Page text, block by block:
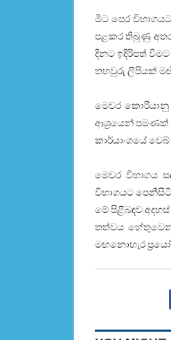
මීට පෙර
පළකර තිබුණු
දිනට ඉදිරිපත්
තහවුරු ලිපියක්
මෙවර කොරියානු
ආශ‍්‍රයෙන් පමණක්
කාර්යාංශයේ
මෙවර විභාගය
විභාගයට
මේ පිළිබඳව
තත්වය
මඟනොහැර